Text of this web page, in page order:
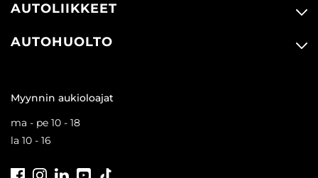
AUTOLIIKKEET
AUTOHUOLTO
Myynnin aukioloajat
ma - pe 10 - 18
la 10 - 16
FacebookInstagramLinkedInYoutube